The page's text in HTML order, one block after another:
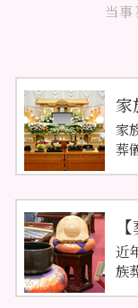
当
家
家
葬
近
族